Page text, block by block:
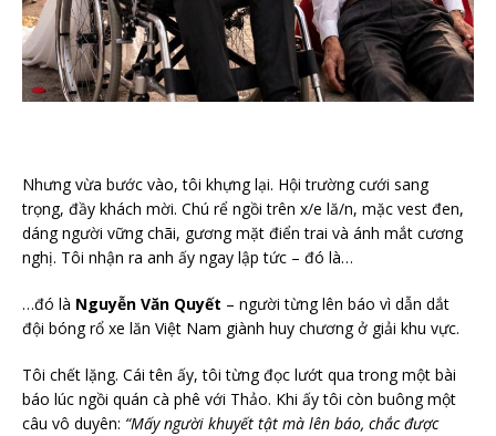
Nhưng vừa bước vào, tôi khựng lại. Hội trường cưới sang
trọng, đầy khách mời. Chú rể ngồi trên x/e lă/n, mặc vest đen,
dáng người vững chãi, gương mặt điển trai và ánh mắt cương
nghị. Tôi nhận ra anh ấy ngay lập tức – đó là…
…đó là Nguyễn Văn Quyết – người từng lên báo vì dẫn dắt
đội bóng rổ xe lăn Việt Nam giành huy chương ở giải khu vực.
Tôi chết lặng. Cái tên ấy, tôi từng đọc lướt qua trong một bài
báo lúc ngồi quán cà phê với Thảo. Khi ấy tôi còn buông một
câu vô duyên: “Mấy người khuyết tật mà lên báo, chắc được